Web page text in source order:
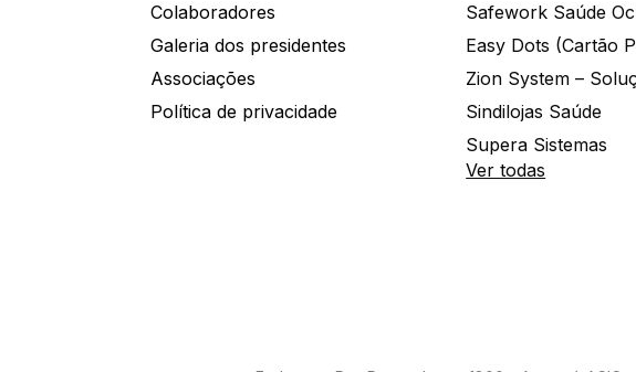
Colaboradores
Galeria dos presidentes
Associações
Política de privacidade
Safework Saúde
Easy Dots (Cartão
Sindilojas Saúde
Supera Sistemas
Ver todas